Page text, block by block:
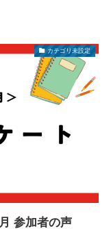
カテゴリ未設定
参加者の声